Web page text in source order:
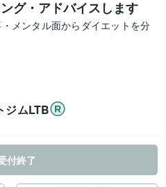
グ・アドバイスします
メンタル面からダイエットを分
ジムLTB
付終了